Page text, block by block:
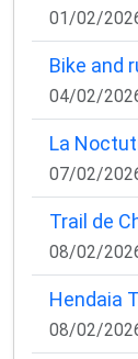
01/02/
Bike and
04/02/
La
07/02/
Trail de
08/02/
Hendaia
08/02/